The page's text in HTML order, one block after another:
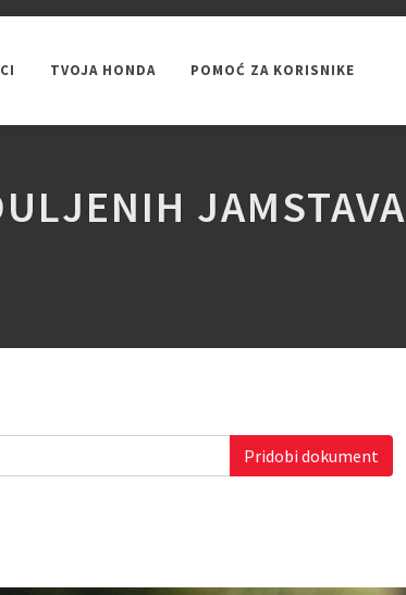
okoliša
TVOJA HONDA POMOĆ ZA KORISNIKE
JAMSTAVA
Pridobi dokument